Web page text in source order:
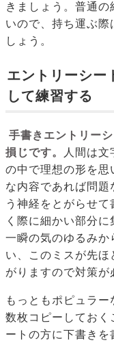
きましょう。普通
いので、持ち運ぶ際
しょう。
エントリーシー
して練習する
手書きエントリー
損じです。
人間は
の中で理想の形を思
な内容であれば問
う神経をとがらせ
く際に細かい部分に
一瞬の気のゆるみか
い、このミスが先
がりますので対策が
もっともポピュラ
数枚コピーしておく
ートの方に下書き